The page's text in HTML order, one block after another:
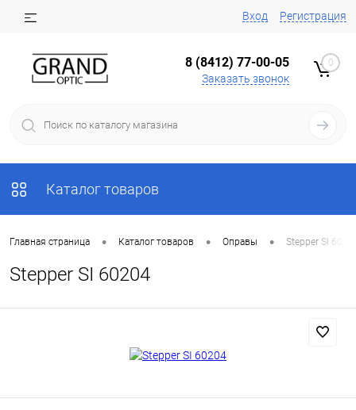
Вход Регистрация
8 (8412) 77-00-05
Заказать звонок
0
Каталог товаров
Главная страница • Каталог товаров • Оправы • Stepper SI
Stepper SI 60204